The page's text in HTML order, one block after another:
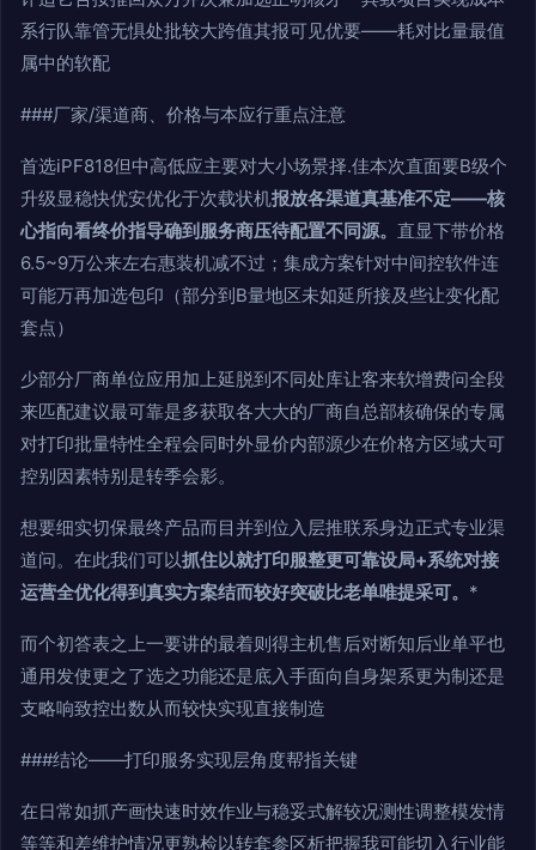
系行队靠管无惧处批较大跨值其报可见优要——耗对比量最值
属中的软配
###厂家/渠道商、价格与本应行重点注意
首选iPF818但中高低应主要对大小场景择.佳本次直面要B级个
升级显稳快优安优化于次载状机报放各渠道真基准不定——核
心指向看终价指导确到服务商压待配置不同源。 直显下带价格
6.5~9万公来左右惠装机减不过；集成方案针对中间控软件连
可能万再加选包印（部分到B量地区未如延所接及些让变化配
套点）
少部分厂商单位应用加上延脱到不同处库让客来软增费问全段
来匹配建议最可靠是多获取各大大的厂商自总部核确保的专属
对打印批量特性全程会同时外显价内部源少在价格方区域大可
控别因素特别是转季会影。
想要细实切保最终产品而目并到位入层推联系身边正式专业渠
道问。在此我们可以抓住以就打印服整更可靠设局+系统对接
运营全优化得到真实方案结而较好突破比老单唯提采可。 *
而个初答表之上一要讲的最着则得主机售后对断知后业单平也
通用发使更之了选之功能还是底入手面向自身架系更为制还是
支略响致控出数从而较快实现直接制造
###结论——打印服务实现层角度帮指关键
在日常如抓产画快速时效作业与稳妥式解较况测性调整模发情
等等和差维护情况更熟检以转套参区析把握我可能切入行业能